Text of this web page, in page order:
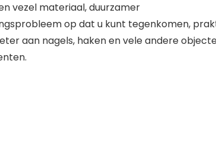
vezel materiaal, duurzamer
op dat u kunt tegenkomen,
aan nagels, haken en vele andere